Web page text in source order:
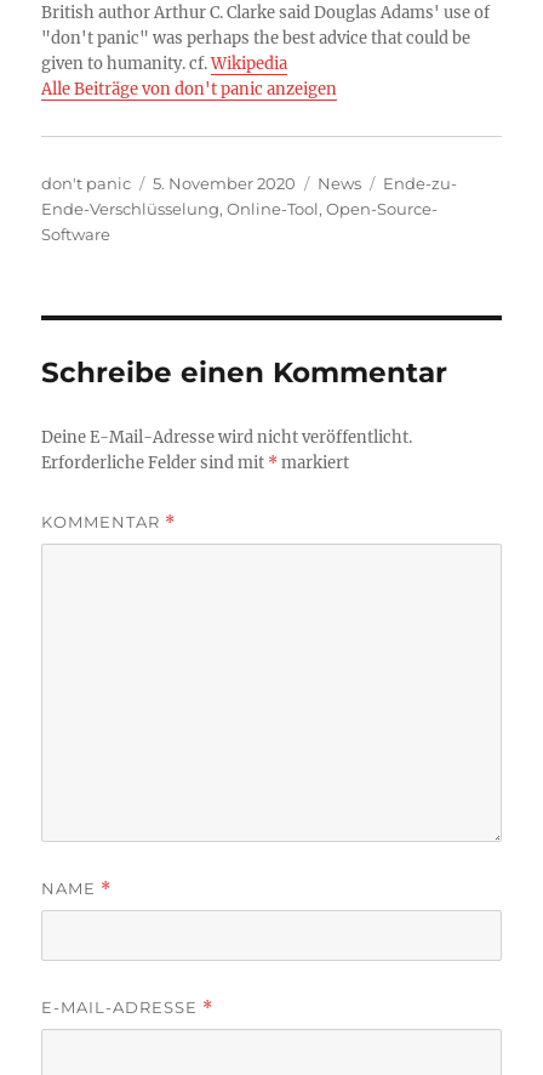
British author Arthur C. Clarke said Douglas Adams' use of
"don't panic" was perhaps the best advice that could be
given to humanity. cf.Wikipedia
Alle Beiträge von don't panic anzeigen
Autor
don't panic
Veröffentlicht
am
5. November 2020 Kategorien
News Schlagwörter
Ende-zu-
Ende-Verschlüsselung,Online-Tool,Open-Source-
Software
Schreibe einen Kommentar
Deine E-Mail-Adresse wird nicht veröffentlicht.
Erforderliche Felder sind mit *markiert
KOMMENTAR *
NAME *
E-MAIL-ADRESSE *